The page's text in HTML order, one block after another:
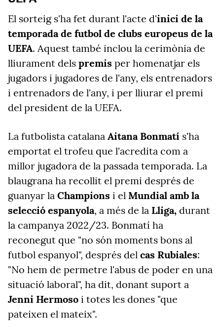
El sorteig s'ha fet durant l'acte d'inici de la
temporada de futbol de clubs europeus de la
UEFA. Aquest també inclou la cerimònia de
lliurament dels premis per homenatjar els
jugadors i jugadores de l'any, els entrenadors
i entrenadors de l'any, i per lliurar el premi
del president de la UEFA.
La futbolista catalana Aitana Bonmatí s'ha
emportat el trofeu que l'acredita com a
millor jugadora de la passada temporada. La
blaugrana ha recollit el premi després de
guanyar la Champions i el Mundial amb la
selecció espanyola, a més de la Lliga, durant
la campanya 2022/23. Bonmatí ha
reconegut que "no són moments bons al
futbol espanyol", després del cas Rubiales:
"No hem de permetre l'abus de poder en una
situació laboral", ha dit, donant suport a
Jenni Hermoso i totes les dones "que
pateixen el mateix".